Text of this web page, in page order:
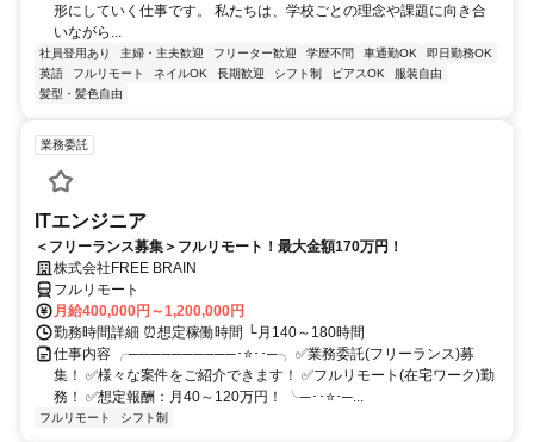
形にしていく仕事です。 私たちは、学校ごとの理念や課題に向き合
いながら...
社員登用あり 主婦・主夫歓迎 フリーター歓迎 学歴不問 車通勤OK
即日勤務OK
英語
フルリモート ネイルOK 長期歓迎 シフト制 ピアスOK
服装自由
髪型・髪色自由
業務委託
ITエンジニア
＜フリーランス募集＞フルリモート！最大金額170万円！
株式会社FREE BRAIN
フルリモート
月給400,000円～1,200,000円
勤務時間詳細 ⏰想定稼働時間 └月140～180時間
仕事内容 ╭──────────･⭐･･─╮ ✅業務委託(フリーランス)募
集！ ✅様々な案件をご紹介できます！ ✅フルリモート(在宅ワーク)勤
務！ ✅想定報酬：月40～120万円！ ╰─･･⭐･─...
フルリモート シフト制